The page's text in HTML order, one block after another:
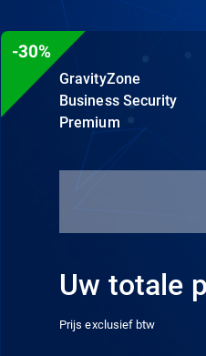
-30%
GravityZone
Business Security
Premium
Uw totale
Prijs exclusief btw